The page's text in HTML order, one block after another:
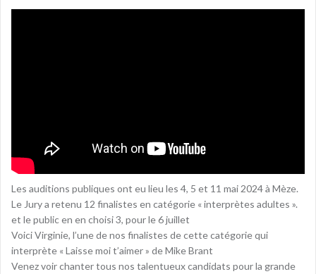
Les auditions publiques ont eu lieu les 4, 5 et 11 mai 2024 à Mèze.
Le Jury a retenu 12 finalistes en catégorie « interprètes adultes ».
et le public en en choisi 3, pour le 6 juillet
Voici Virginie, l’une de nos finalistes de cette catégorie qui
interprète « Laisse moi t’aimer » de Mike Brant
Venez voir chanter tous nos talentueux candidats pour la grande